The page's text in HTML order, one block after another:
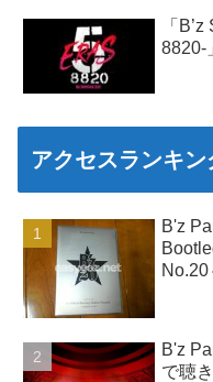
「
8820-
アクセスランキン
B'z
No.20
B'z
で聴